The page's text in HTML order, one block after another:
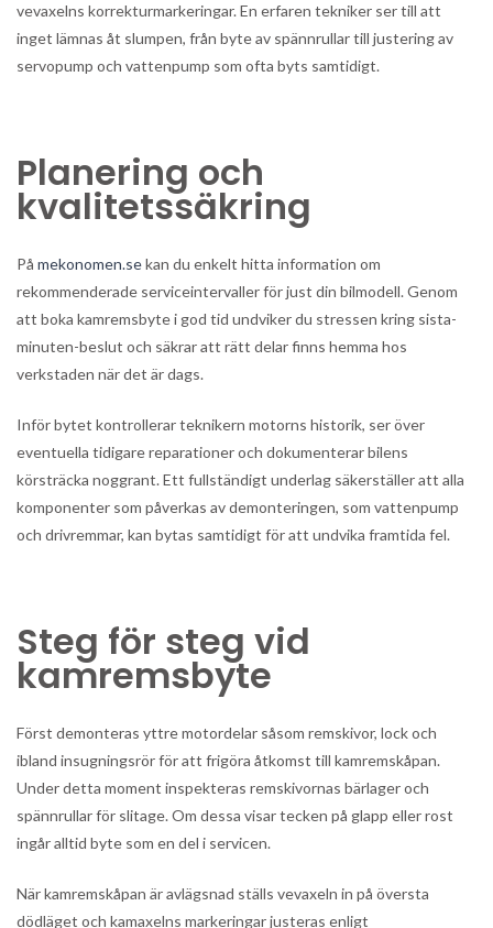
vevaxelns korrekturmarkeringar. En erfaren tekniker ser till att
inget lämnas åt slumpen, från byte av spännrullar till justering av
servopump och vattenpump som ofta byts samtidigt.
Planering och
kvalitetssäkring
På mekonomen.sekan du enkelt hitta information om
rekommenderade serviceintervaller för just din bilmodell. Genom
att boka kamremsbyte i god tid undviker du stressen kring sista-
minuten-beslut och säkrar att rätt delar finns hemma hos
verkstaden när det är dags.
Inför bytet kontrollerar teknikern motorns historik, ser över
eventuella tidigare reparationer och dokumenterar bilens
körsträcka noggrant. Ett fullständigt underlag säkerställer att alla
komponenter som påverkas av demonteringen, som vattenpump
och drivremmar, kan bytas samtidigt för att undvika framtida fel.
Steg för steg vid
kamremsbyte
Först demonteras yttre motordelar såsom remskivor, lock och
ibland insugningsrör för att frigöra åtkomst till kamremskåpan.
Under detta moment inspekteras remskivornas bärlager och
spännrullar för slitage. Om dessa visar tecken på glapp eller rost
ingår alltid byte som en del i servicen.
När kamremskåpan är avlägsnad ställs vevaxeln in på översta
dödläget och kamaxelns markeringar justeras enligt